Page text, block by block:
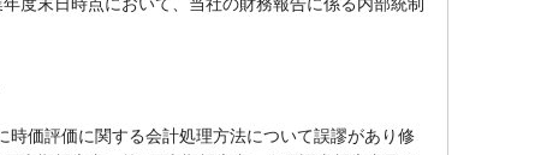
度末日時点において、当社の財務報告に係る内部統制
価評価に関する会計処理方法について誤謬があり修